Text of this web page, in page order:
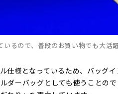
るので、普段のお買い物でも大活
仕様となっているため、バッグ
ダーバッグとしても使うことの